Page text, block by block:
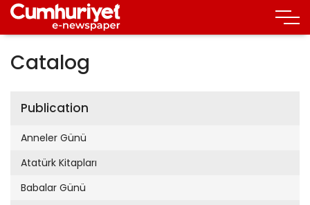
Catalog
Publication
Anneler Günü
Atatürk Kitapları
Babalar Günü